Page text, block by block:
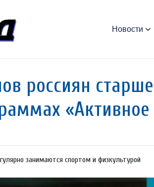
Новости
россиян
занимаются спортом и физкультурой